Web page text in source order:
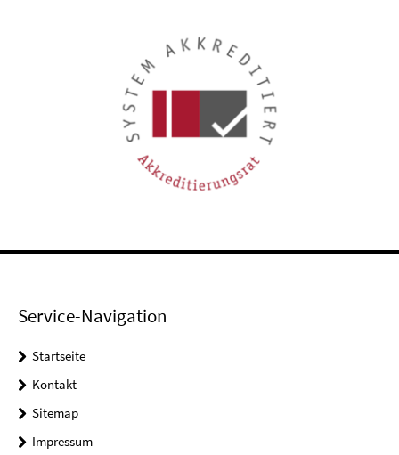
Service-Navigation
Startseite
Kontakt
Sitemap
Impressum